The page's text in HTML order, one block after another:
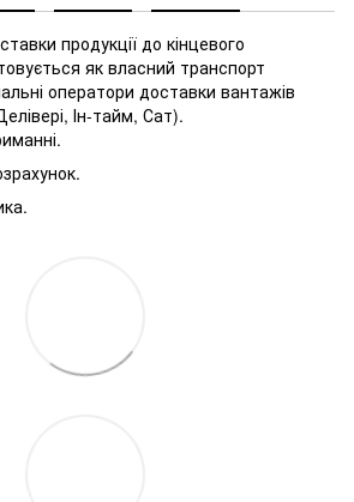
продукції до кінцевого
як власний транспорт
оператори доставки вантажів
Ін-тайм, Сат).